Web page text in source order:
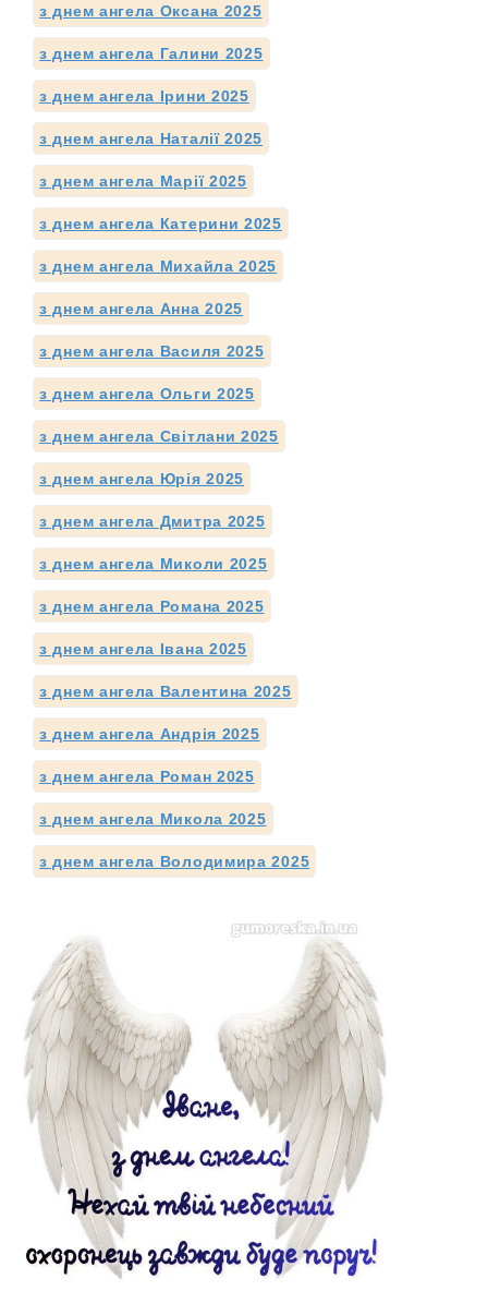
з днем ангела Оксана 2025
з днем ангела Галини 2025
з днем ангела Ірини 2025
з днем ангела Наталії 2025
з днем ангела Марії 2025
з днем ангела Катерини 2025
з днем ангела Михайла 2025
з днем ангела Анна 2025
з днем ангела Василя 2025
з днем ангела Ольги 2025
з днем ангела Світлани 2025
з днем ангела Юрія 2025
з днем ангела Дмитра 2025
з днем ангела Миколи 2025
з днем ангела Романа 2025
з днем ангела Івана 2025
з днем ангела Валентина 2025
з днем ангела Андрія 2025
з днем ангела Роман 2025
з днем ангела Микола 2025
з днем ангела Володимира 2025